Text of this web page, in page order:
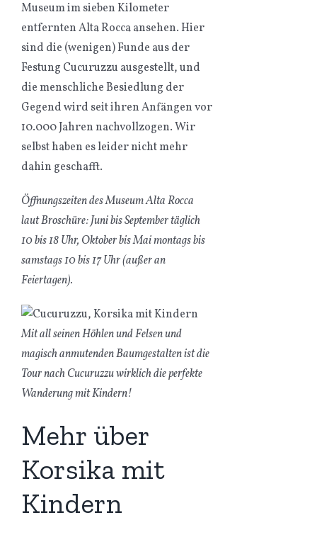
Museum im sieben Kilometer
entfernten Alta Rocca ansehen. Hier
sind die (wenigen) Funde aus der
Festung Cucuruzzu ausgestellt, und
die menschliche Besiedlung der
Gegend wird seit ihren Anfängen vor
10.000 Jahren nachvollzogen. Wir
selbst haben es leider nicht mehr
dahin geschafft.
Öffnungszeiten des Museum Alta Rocca
laut Broschüre: Juni bis September täglich
10 bis 18 Uhr, Oktober bis Mai montags bis
samstags 10 bis 17 Uhr (außer an
Feiertagen).
Mit all seinen Höhlen und Felsen und
magisch anmutenden Baumgestalten ist die
Tour nach Cucuruzzu wirklich die perfekte
Wanderung mit Kindern!
Mehr über
Korsika mit
Kindern